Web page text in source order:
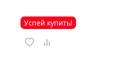
Успей купить!